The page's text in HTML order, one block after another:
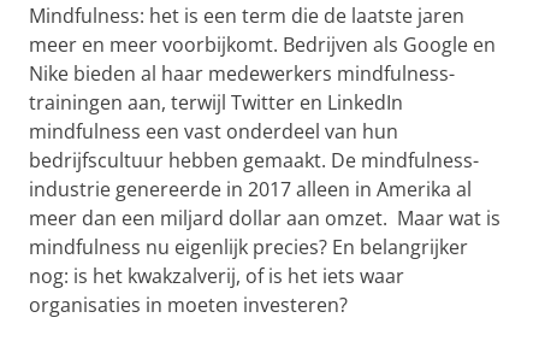
Mindfulness: het is een term die de laatste jaren
meer en meer voorbijkomt. Bedrijven als Google en
Nike bieden al haar medewerkers mindfulness-
trainingen aan, terwijl Twitter en LinkedIn
mindfulness een vast onderdeel van hun
bedrijfscultuur hebben gemaakt. De mindfulness-
industrie genereerde in 2017 alleen in Amerika al
meer dan een miljard dollar aan omzet. Maar wat is
mindfulness nu eigenlijk precies? En belangrijker
nog: is het kwakzalverij, of is het iets waar
organisaties in moeten investeren?